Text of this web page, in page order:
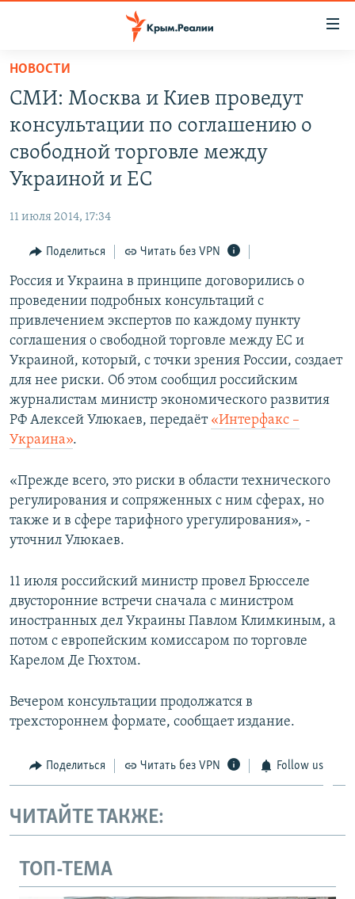
Вернуться
основному
содержанию
Вернутся
главной
Вернутся
поиску
ГРУЗ 200
КАРТА ВОЕННЫХ ОБЪЕКТОВ КРЫМА
ВОДА
ИСТОРИЯ
ИНФОГРАФИКА
ТЕЛЕПРОЕКТ КРЫМ.РЕАЛИИ
СОВЕТЫ ПРАВОЗАЩИТНИКОВ
ПРОПАВШИЕ БЕЗ ВЕСТИ
ПОБЕДИТЕЛЕЙ НЕ СУДЯТ?
КРЫМ.НЕПОКОРЕННЫЙ
ELIFBE
РАДІО СВОБОДА
КАК ОБОЙТИ БЛОКИРОВКУ
Українською
Qırımtatar
ПРИСОЕДИНЯЙТЕСЬ!
Все сайты RFE/RL
НОВОСТИ
СМИ: Москва и Киев проведут
консультации по соглашению о
свободной торговле между
Украиной и ЕС
11 июля 2014, 17:34
Поделиться Читать без VPN
Россия и Украина в принципе договорились о
проведении подробных консультаций с
привлечением экспертов по каждому пункту
соглашения о свободной торговле между ЕС и
Украиной, который, с точки зрения России, создает
для нее риски. Об этом сообщил российским
журналистам министр экономического развития
РФ Алексей Улюкаев, передаёт «Интерфакс –
Украина».
«Прежде всего, это риски в области технического
регулирования и сопряженных с ним сферах, но
также и в сфере тарифного урегулирования», -
уточнил Улюкаев.
11 июля российский министр провел Брюсселе
двусторонние встречи сначала с министром
иностранных дел Украины Павлом Климкиным, а
потом с европейским комиссаром по торговле
Карелом Де Гюхтом.
Вечером консультации продолжатся в
трехстороннем формате, сообщает издание.
Поделиться Читать без VPN Follow us
ЧИТАЙТЕ ТАКЖЕ:
ТОП-ТЕМА